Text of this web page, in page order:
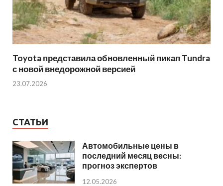
Toyota представила обновленный пикап Tundra
с новой внедорожной версией
23.07.2026
СТАТЬИ
Автомобильные цены в
последний месяц весны:
прогноз экспертов
12.05.2026